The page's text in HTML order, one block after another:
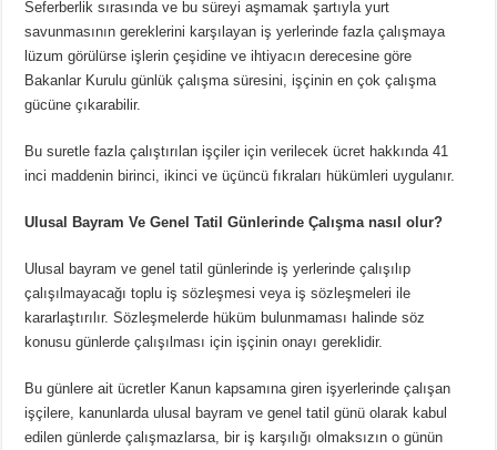
Seferberlik sırasında ve bu süreyi aşmamak şartıyla yurt
savunmasının gereklerini karşılayan iş yerlerinde fazla çalışmaya
lüzum görülürse işlerin çeşidine ve ihtiyacın derecesine göre
Bakanlar Kurulu günlük çalışma süresini, işçinin en çok çalışma
gücüne çıkarabilir.
Bu suretle fazla çalıştırılan işçiler için verilecek ücret hakkında 41
inci maddenin birinci, ikinci ve üçüncü fıkraları hükümleri uygulanır.
Ulusal Bayram Ve Genel Tatil Günlerinde Çalışma nasıl olur?
Ulusal bayram ve genel tatil günlerinde iş yerlerinde çalışılıp
çalışılmayacağı toplu iş sözleşmesi veya iş sözleşmeleri ile
kararlaştırılır. Sözleşmelerde hüküm bulunmaması halinde söz
konusu günlerde çalışılması için işçinin onayı gereklidir.
Bu günlere ait ücretler Kanun kapsamına giren işyerlerinde çalışan
işçilere, kanunlarda ulusal bayram ve genel tatil günü olarak kabul
edilen günlerde çalışmazlarsa, bir iş karşılığı olmaksızın o günün